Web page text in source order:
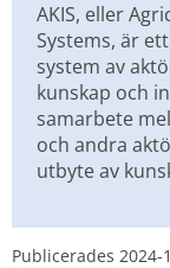
AKIS, eller
Systems, är
system av
kunskap och
samarbete
och andra
utbyte av
Publicerades 2024-